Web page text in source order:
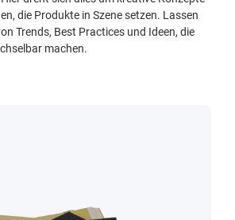
die Produkte in Szene setzen. Lassen
Trends, Best Practices und Ideen, die
machen.